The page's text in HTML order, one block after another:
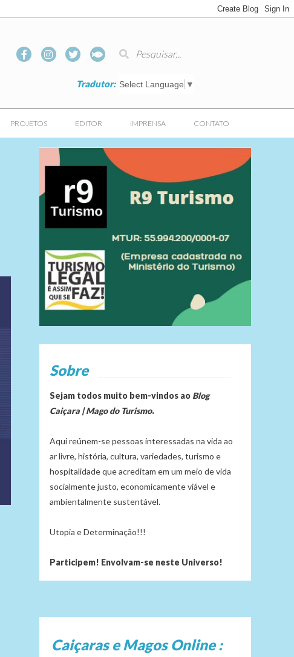
Select Language ▼
Tradutor:
PROJETOS EDITOR IMPRENSA CONTATO
Sobre
Sejam todos muito bem-vindos ao Blog
Caiçara | Mago do Turismo.
Aqui reúnem-se pessoas interessadas na vida ao
ar livre, história, cultura, variedades, turismo e
hospitalidade que acreditam em um meio de vida
socialmente justo, economicamente viável e
ambientalmente sustentável.
Utopia e Determinação!!!
Participem! Envolvam-se neste Universo!
Caiçaras e Magos Online :